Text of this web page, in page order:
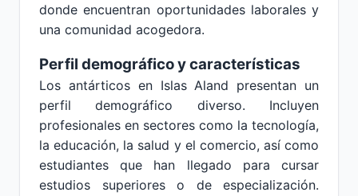
donde encuentran oportunidades laborales y
una comunidad acogedora.
Perfil demográfico y características
Los antárticos en Islas Aland presentan un
perfil demográfico diverso. Incluyen
profesionales en sectores como la tecnología,
la educación, la salud y el comercio, así como
estudiantes que han llegado para cursar
estudios superiores o de especialización.